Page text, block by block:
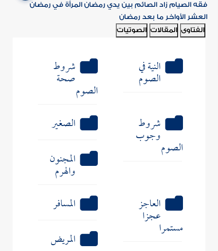
فقه الصيام زاد الصائم بين يدي رمضان المرأة في رمضان
العشر الأواخر ما بعد رمضان
الفتاوى المقالات الصوتيات
النية في
الصوم
شروط
صحة
الصوم
شروط
وجوب
الصوم
الصغير
المجنون
والهرم
العاجز
عجزا
مستمرا
المسافر
المريض